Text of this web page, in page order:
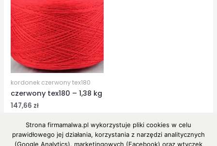
kordonek czerwony tex180
czerwony tex180 – 1,38 kg
147,66 zł
Strona firmamalwa.pl wykorzystuje pliki cookies w celu
prawidłowego jej działania, korzystania z narzędzi analitycznych
(Google Analytics), marketingowych (Facebook) oraz wtyczek